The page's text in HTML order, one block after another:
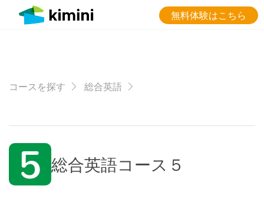
無料体験はこちら
コースを探す 総合英語
総合英語コース５